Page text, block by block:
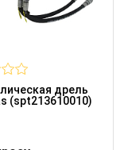
дрель
(spt213610010)